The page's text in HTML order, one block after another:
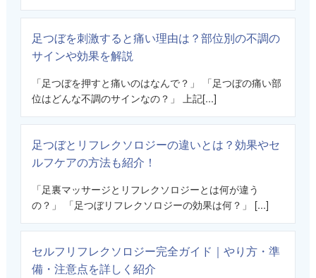
足つぼを刺激すると痛い理由は？部位別の不調の
サインや効果を解説
「足つぼを押すと痛いのはなんで？」 「足つぼの痛い部
位はどんな不調のサインなの？」 上記[...]
足つぼとリフレクソロジーの違いとは？効果やセ
ルフケアの方法も紹介！
「足裏マッサージとリフレクソロジーとは何が違う
の？」 「足つぼリフレクソロジーの効果は何？」 [...]
セルフリフレクソロジー完全ガイド｜やり方・準
備・注意点を詳しく紹介